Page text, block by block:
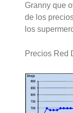
Granny que
de los
los
Precios Red